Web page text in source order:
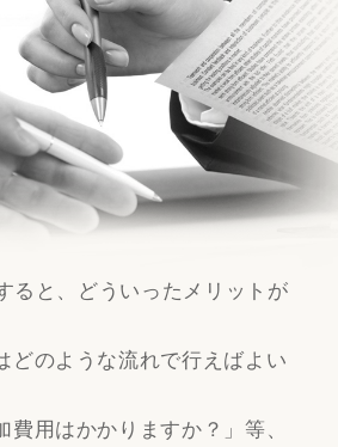
ると、どういったメリットが
どのような流れで行えばよい
費用はかかりますか？」等、